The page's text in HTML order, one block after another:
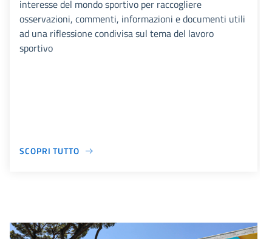
interesse del mondo sportivo per raccogliere
osservazioni, commenti, informazioni e documenti utili
ad una riflessione condivisa sul tema del lavoro
sportivo
SCOPRI TUTTO